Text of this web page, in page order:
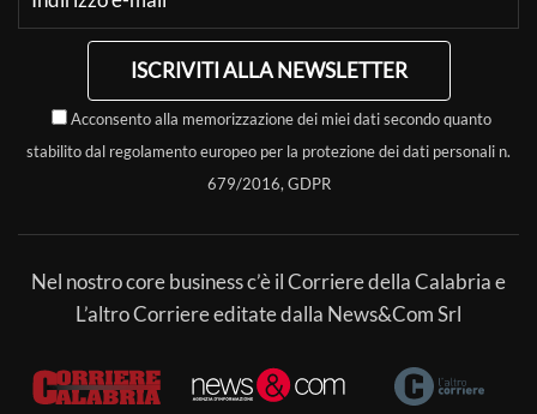
ISCRIVITI ALLA NEWSLETTER
Acconsento alla memorizzazione dei miei dati secondo quanto
stabilito dal regolamento europeo per la protezione dei dati personali n.
679/2016, GDPR
Nel nostro core business c’è il Corriere della Calabria e
L’altro Corriere editate dalla News&Com Srl